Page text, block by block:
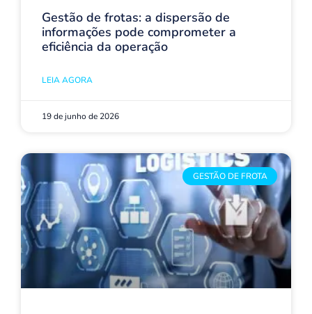
Gestão de frotas: a dispersão de
informações pode comprometer a
eficiência da operação
LEIA AGORA
19 de junho de 2026
GESTÃO DE FROTA